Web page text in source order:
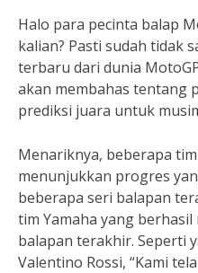
Halo para pecinta balap
kalian? Pasti sudah tidak
terbaru dari dunia
akan membahas tentang
prediksi juara untuk
Menariknya, beberapa
menunjukkan progres
beberapa seri balapan
tim Yamaha yang
balapan terakhir. Seperti
Valentino Rossi, “Kami